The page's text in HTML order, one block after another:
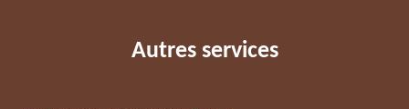
Autres services